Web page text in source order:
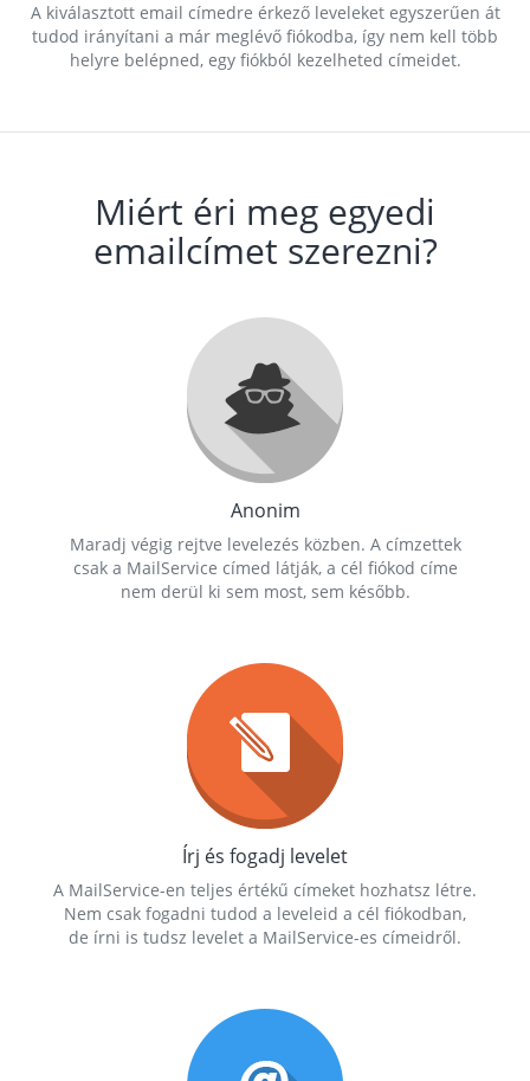
A kiválasztott email címedre érkező leveleket egyszerűen át
tudod irányítani a már meglévő fiókodba, így nem kell több
helyre belépned, egy fiókból kezelheted címeidet.
Miért éri meg egyedi
emailcímet szerezni?
Anonim
Maradj végig rejtve levelezés közben. A címzettek
csak a MailService címed látják, a cél fiókod címe
nem derül ki sem most, sem később.
Írj és fogadj levelet
A MailService-en teljes értékű címeket hozhatsz létre.
Nem csak fogadni tudod a leveleid a cél fiókodban,
de írni is tudsz levelet a MailService-es címeidről.